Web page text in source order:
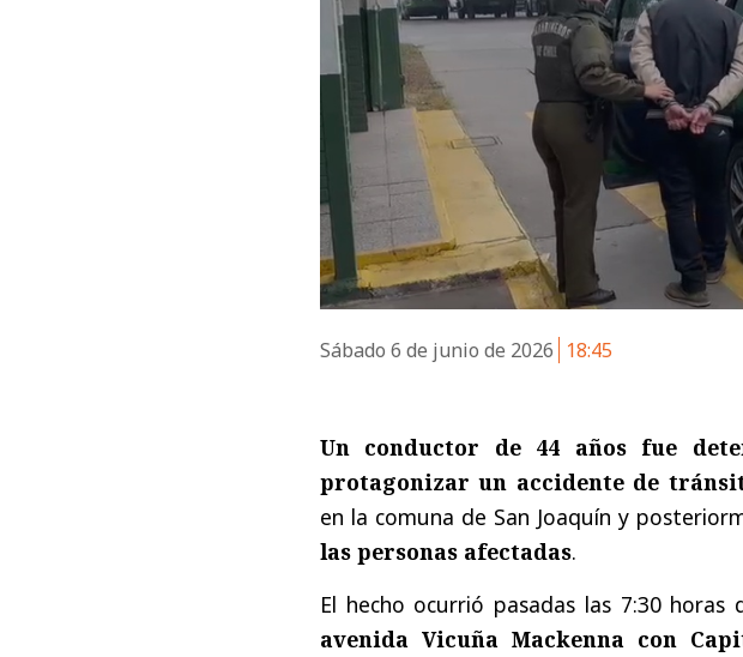
Sábado 6 de junio de 2026 18:45
Un conductor de 44 años fue
protagonizar un accidente de
en la comuna de San Joaquín y
las personas afectadas.
El hecho ocurrió pasadas las 7:30
avenida Vicuña Mackenna con